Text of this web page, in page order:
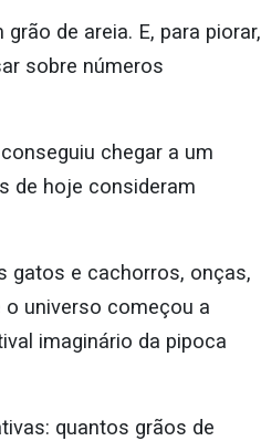
de areia. E, para piorar,
sobre números
chegar a um
de hoje consideram
gatos e cachorros, onças,
universo começou a
imaginário da pipoca
quantos grãos de